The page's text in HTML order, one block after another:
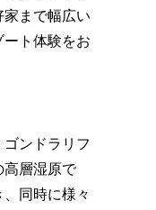
まで幅広い
ト体験をお
ンドラリフ
高層湿原で
同時に様々